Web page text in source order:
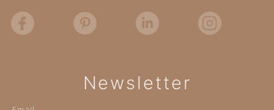
Newsletter